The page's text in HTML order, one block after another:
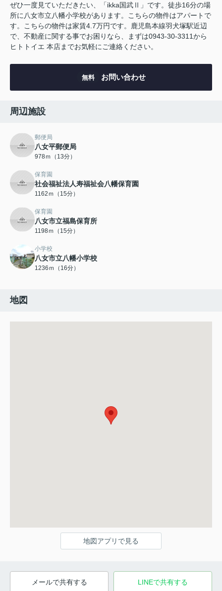
ぜひ一度見ていただきたい、「ikka国武Ⅱ」です。徒歩16分の場
所に八女市立八幡小学校があります。こちらの物件はアパートで
す。こちらの物件は家賃4.7万円です。鹿児島本線羽犬塚駅近辺
で、不動産に関する事でお困りなら、まずは0943-30-3311から
ヒトトイエ 本店までお気軽にご連絡ください。
無料 お問い合わせ
周辺施設
郵便局
八女平郵便局
978ｍ（13分）
保育園
社会福祉法人寿福祉会八幡保育園
1162ｍ（15分）
保育園
八女市立福島保育所
1198ｍ（15分）
小学校
八女市立八幡小学校
1236ｍ（16分）
地図
地図アプリで見る
メールで共有する LINEで共有する